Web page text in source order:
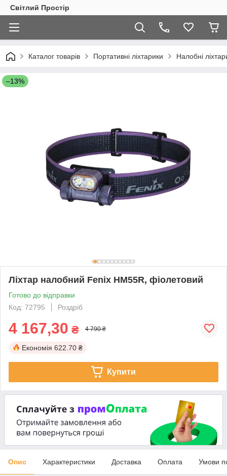
Світлий Простір
Каталог товарів Портативні ліхтарики Налобні
–13%
Ліхтар налобний Fenix HM55R, фіолетовий
Готово до відправки
Код: 72795
Роздріб
4 167,30 ₴ 4 790 ₴
Економія 622.70 ₴
Купити
Опис Характеристики Доставка Оплата Умови